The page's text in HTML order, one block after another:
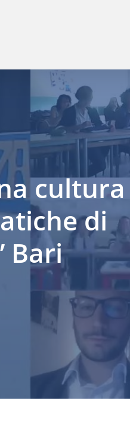
cultura
di
Bari